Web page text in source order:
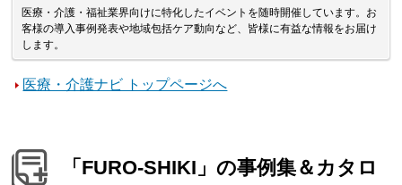
医療・介護・福祉業界向けに特化したイベントを随時開催しています。お
客様の導入事例発表や地域包括ケア動向など、皆様に有益な情報をお届け
します。
医療・介護ナビ トップページへ
「FURO-SHIKI」の事例集＆カタロ